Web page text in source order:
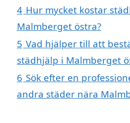
4 Hur mycket kostar
Malmberget östra?
5 Vad hjälper till att
städhjälp i Malmberget
6 Sök efter en
andra städer nära